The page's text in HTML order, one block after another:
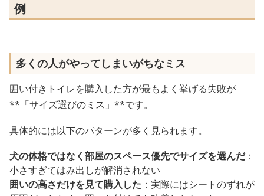
例
多くの人がやってしまいがちなミス
囲い付きトイレを購入した方が最もよく挙げる失敗が
**「サイズ選びのミス」**です。
具体的には以下のパターンが多く見られます。
犬の体格ではなく部屋のスペース優先でサイズを選んだ：
小さすぎてはみ出しが解消されない
囲いの高さだけを見て購入した ：実際にはシートのずれが